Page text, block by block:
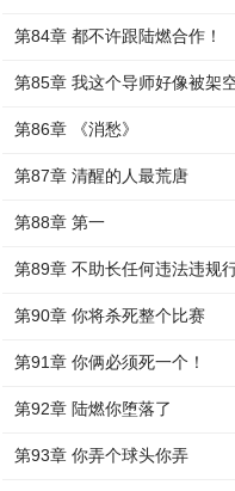
第84章 都不许跟陆燃合作！
第85章 我这个导师好像被架
第86章 《消愁》
第87章 清醒的人最荒唐
第88章 第一
第89章 不助长任何违法违规
第90章 你将杀死整个比赛
第91章 你俩必须死一个！
第92章 陆燃你堕落了
第93章 你弄个球头你弄